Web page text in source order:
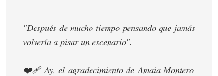
"Después de mucho tiempo pensando que jamás
volvería a pisar un escenario".
❤️‍🩹 Ay, el agradecimiento de Amaia Montero